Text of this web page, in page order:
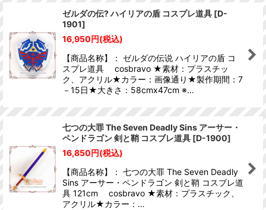
ゼルダの伝? ハイリアの盾 コスプレ道具 [D-
1901]
16,950円(税込)
【商品名称】： ゼルダの伝说 ハイリアの盾 コ
スプレ道具 cosbravo ★素材：プラスチッ
ク、アクリル★カラー：画像通り★製作期間：7
－15日★大きさ：58cmx47cm ※…
七つの大罪 The Seven Deadly Sins アーサー・
ペンドラゴン 剣と鞘 コスブレ道具 [D-1900]
16,850円(税込)
【商品名称】： 七つの大罪 The Seven Deadly
Sins アーサー・ペンドラゴン 剣と鞘 コスブレ道
具 121cm cosbravo ★素材：プラスチック、
アクリル★カラー：…